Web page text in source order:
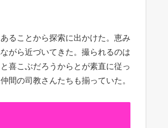
ることから探索に出かけた。恵み
がら近づいてきた。撮られるのは
喜こぶだろうからとが素直に従っ
間の司教さんたちも揃っていた。